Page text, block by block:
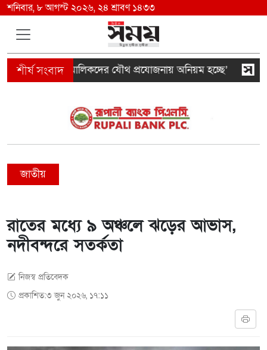
শনিবার, ৮ আগস্ট ২০২৬, ২৪ শ্রাবণ ১৪৩৩
ও ভবন মালিকদের যৌথ প্রযোজনায় অনিয়ম হচ্ছে’
জাতীয়
রাতের মধ্যে ৯ অঞ্চলে ঝড়ের আভাস,
নদীবন্দরে সতর্কতা
নিজস্ব প্রতিবেদক
প্রকাশিত:৩ জুন ২০২৬, ১৭:১১